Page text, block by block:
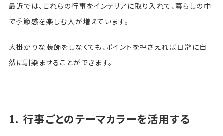
最近では、これらの行事をインテリアに取り入れて、暮らしの中
で季節感を楽しむ人が増えています。
大掛かりな装飾をしなくても、ポイントを押さえれば日常に自
然に馴染ませることができます。
1. 行事ごとのテーマカラーを活用する